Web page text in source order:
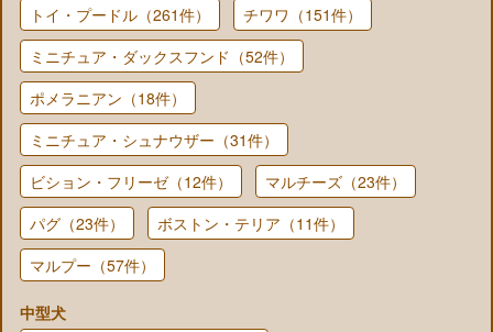
トイ・プードル（261件）
チワワ（151件）
ミニチュア・ダックスフンド（52件）
ポメラニアン（18件）
ミニチュア・シュナウザー（31件）
ビション・フリーゼ（12件）
マルチーズ（23件）
パグ（23件）
ボストン・テリア（11件）
マルプー（57件）
中型犬